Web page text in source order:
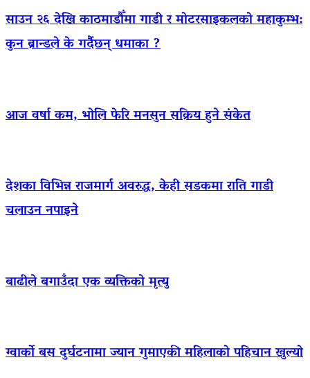
साउन २६ देखि काठमाडौँमा गाडी र मोटरसाइकलको महाकुम्भ:
कुन ब्रान्डले के गर्दैछन् धमाका ?
आज वर्षा कम, भोलि फेरि मनसुन सक्रिय हुने संकेत
देशका विभिन्न राजमार्ग अवरुद्ध, केही सडकमा राति गाडी
चलाउन नपाइने
बाढीले बगाउँदा एक व्यक्तिको मृत्यु
ग्वार्को बस दुर्घटनामा ज्यान गुमाएकी महिलाको पहिचान खुल्यो